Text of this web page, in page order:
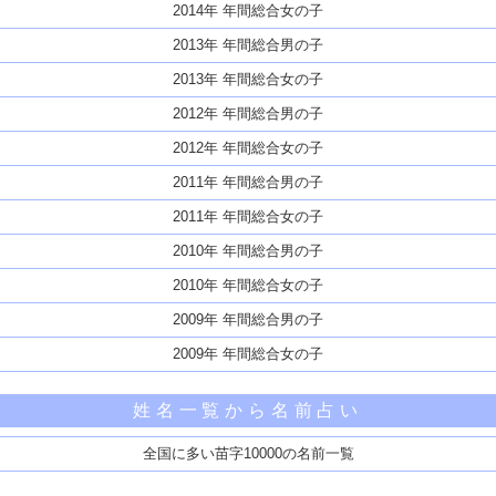
2014年 年間総合女の子
2013年 年間総合男の子
2013年 年間総合女の子
2012年 年間総合男の子
2012年 年間総合女の子
2011年 年間総合男の子
2011年 年間総合女の子
2010年 年間総合男の子
2010年 年間総合女の子
2009年 年間総合男の子
2009年 年間総合女の子
姓名一覧から名前占い
全国に多い苗字10000の名前一覧